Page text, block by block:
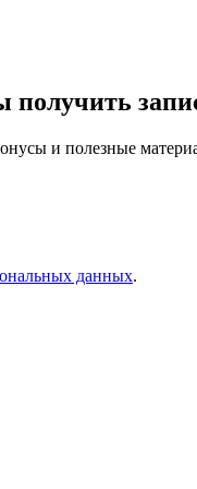
получить
и полезные
данных.